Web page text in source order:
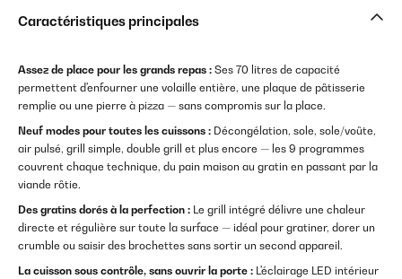
Caractéristiques principales
Assez de place pour les grands repas : Ses 70 litres de capacité
permettent d'enfourner une volaille entière, une plaque de pâtisserie
remplie ou une pierre à pizza — sans compromis sur la place.
Neuf modes pour toutes les cuissons : Décongélation, sole, sole/voûte,
air pulsé, grill simple, double grill et plus encore — les 9 programmes
couvrent chaque technique, du pain maison au gratin en passant par la
viande rôtie.
Des gratins dorés à la perfection : Le grill intégré délivre une chaleur
directe et régulière sur toute la surface — idéal pour gratiner, dorer un
crumble ou saisir des brochettes sans sortir un second appareil.
La cuisson sous contrôle, sans ouvrir la porte : L'éclairage LED intérieur